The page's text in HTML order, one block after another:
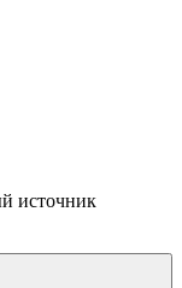
источник